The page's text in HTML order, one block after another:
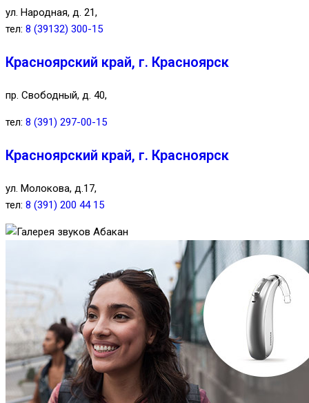
ул. Народная, д. 21,
тел: 8 (39132) 300-15
Красноярский край, г. Красноярск
пр. Свободный, д. 40,
тел: 8 (391) 297-00-15
Красноярский край, г. Красноярск
ул. Молокова, д.17,
тел: 8 (391) 200 44 15